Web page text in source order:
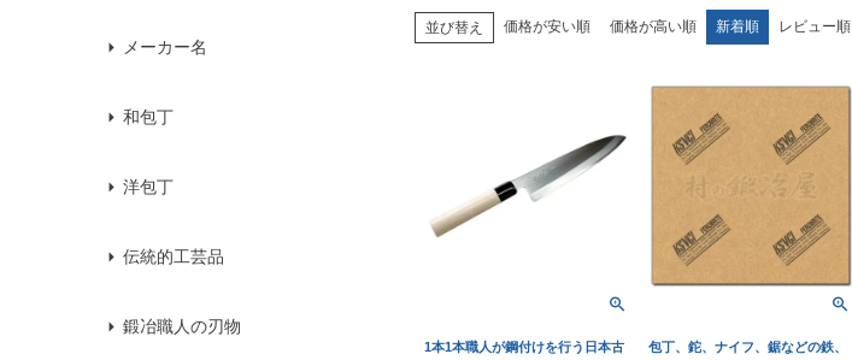
メーカー名
和包丁
洋包丁
伝統的工芸品
鍛冶職人の刃物
並び替え 価格が安い順 価格が高い順 新着順 レビュー順
1本1本職人が鋼付けを行う日本古
包丁、鉈、ナイフ、鋸などの鉄、